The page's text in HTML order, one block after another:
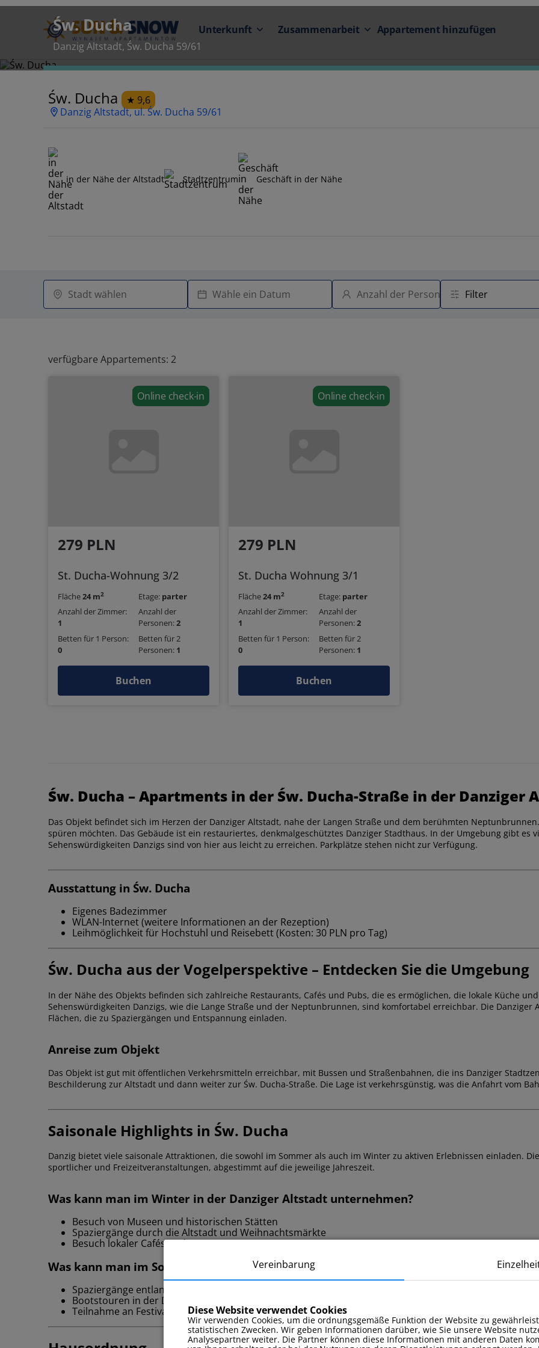
Unterkunft Zusammenarbeit Appartement hinzufügen
Św. Ducha
Danzig Altstadt, Św. Ducha 59/61
Św. Ducha
9,6
Danzig Altstadt, ul. Św. Ducha 59/61
in der Nähe der Altstadt Stadtzentrum Geschäft in der Nähe
verfügbare Appartements: 2
Online check-in
279 PLN
St. Ducha-Wohnung 3/2
Fläche24 m2 Etage: parter
Anzahl der Zimmer:
1
Anzahl der
Personen:2
Betten für 1 Person:
0
Betten für 2
Personen: 1
Buchen
Online check-in
279 PLN
St. Ducha Wohnung 3/1
Fläche24 m2 Etage: parter
Anzahl der Zimmer:
1
Anzahl der
Personen:2
Betten für 1 Person:
0
Betten für 2
Personen: 1
Buchen
Św. Ducha – Apartments in der Św. Ducha-Straße in der Danziger
Das Objekt befindet sich im Herzen der Danziger Altstadt, nahe der Langen Straße und dem berühmten
spüren möchten. Das Gebäude ist ein restauriertes, denkmalgeschütztes Danziger Stadthaus. In der Umgebung gibt es
Sehenswürdigkeiten Danzigs sind von hier aus leicht zu erreichen. Parkplätze stehen nicht zur Verfügung.
Ausstattung in Św. Ducha
Eigenes Badezimmer
WLAN-Internet (weitere Informationen an der Rezeption)
Leihmöglichkeit für Hochstuhl und Reisebett (Kosten: 30 PLN pro Tag)
Św. Ducha aus der Vogelperspektive – Entdecken Sie die Umgebung
In der Nähe des Objekts befinden sich zahlreiche Restaurants, Cafés und Pubs, die es ermöglichen, die lokale Küche
Sehenswürdigkeiten Danzigs, wie die Lange Straße und der Neptunbrunnen, sind komfortabel erreichbar. Die
Flächen, die zu Spaziergängen und Entspannung einladen.
Anreise zum Objekt
Das Objekt ist gut mit öffentlichen Verkehrsmitteln erreichbar, mit Bussen und Straßenbahnen, die ins Danziger
Beschilderung zur Altstadt und dann weiter zur Św. Ducha-Straße. Die Lage ist verkehrsgünstig, was die Anfahrt vom
Saisonale Highlights in Św. Ducha
Danzig bietet viele saisonale Attraktionen, die sowohl im Sommer als auch im Winter zu aktiven Erlebnissen einladen.
sportlicher und Freizeitveranstaltungen, abgestimmt auf die jeweilige Jahreszeit.
Was kann man im Winter in der Danziger Altstadt unternehmen?
Besuch von Museen und historischen Stätten
Spaziergänge durch die Altstadt und Weihnachtsmärkte
Besuch lokaler Cafés und Restaurants
Was kann man im Sommer in der Danziger Altstadt unternehmen?
Spaziergänge entlang der Seepromenaden und Strände
Bootstouren in der Danziger Bucht
Teilnahme an Festivals und Open-Air-Veranstaltungen
Vereinbarung
Diese Website verwendet Cookies
Wir verwenden Cookies, um die ordnungsgemäße Funktion der Website zu
statistischen Zwecken. Wir geben Informationen darüber, wie Sie unsere Website
Analysepartner weiter. Die Partner können diese Informationen mit anderen Daten